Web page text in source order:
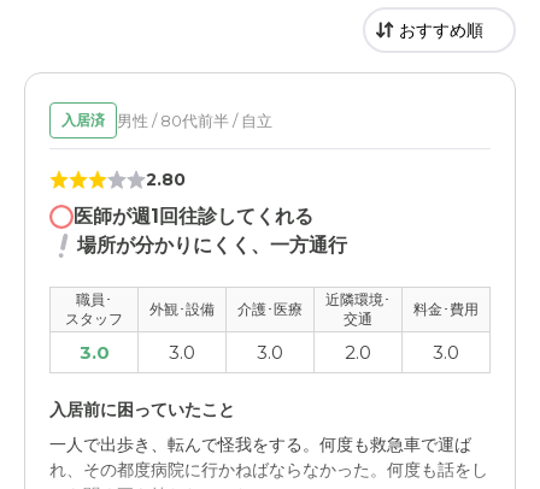
入居済 男性 / 80代前半 / 自立
2.80
医師が週1回往診してくれる
場所が分かりにくく、一方通行
職員･
スタッフ
外観･設備 介護･医療
近隣環境･
交通
料金･費用
3.0 3.0 3.0 2.0 3.0
入居前に困っていたこと
一人で出歩き、転んで怪我をする。何度も救急車で運ば
れ、その都度病院に行かねばならなかった。何度も話をし